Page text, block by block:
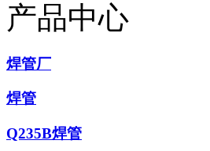
产品中心
焊管厂
焊管
Q235B焊管